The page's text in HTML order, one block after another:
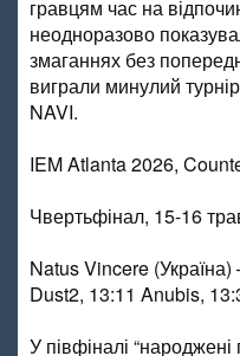
гравцям час на
неодноразово
змаганнях без
виграли минулий
NAVI.
IEM Atlanta 2026,
Чвертьфінал, 15-16
Natus Vincere
Dust2, 13:11 Anubis,
У півфіналі “народжені